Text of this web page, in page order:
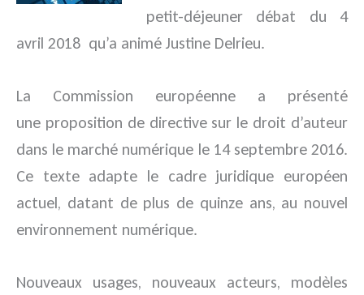
petit-déjeuner débat du 4
avril 2018 qu’a animé Justine Delrieu.
La Commission européenne a présenté
une proposition de directive sur le droit d’auteur
dans le marché numérique le 14 septembre 2016.
Ce texte adapte le cadre juridique européen
actuel, datant de plus de quinze ans, au nouvel
environnement numérique.
Nouveaux usages, nouveaux acteurs, modèles